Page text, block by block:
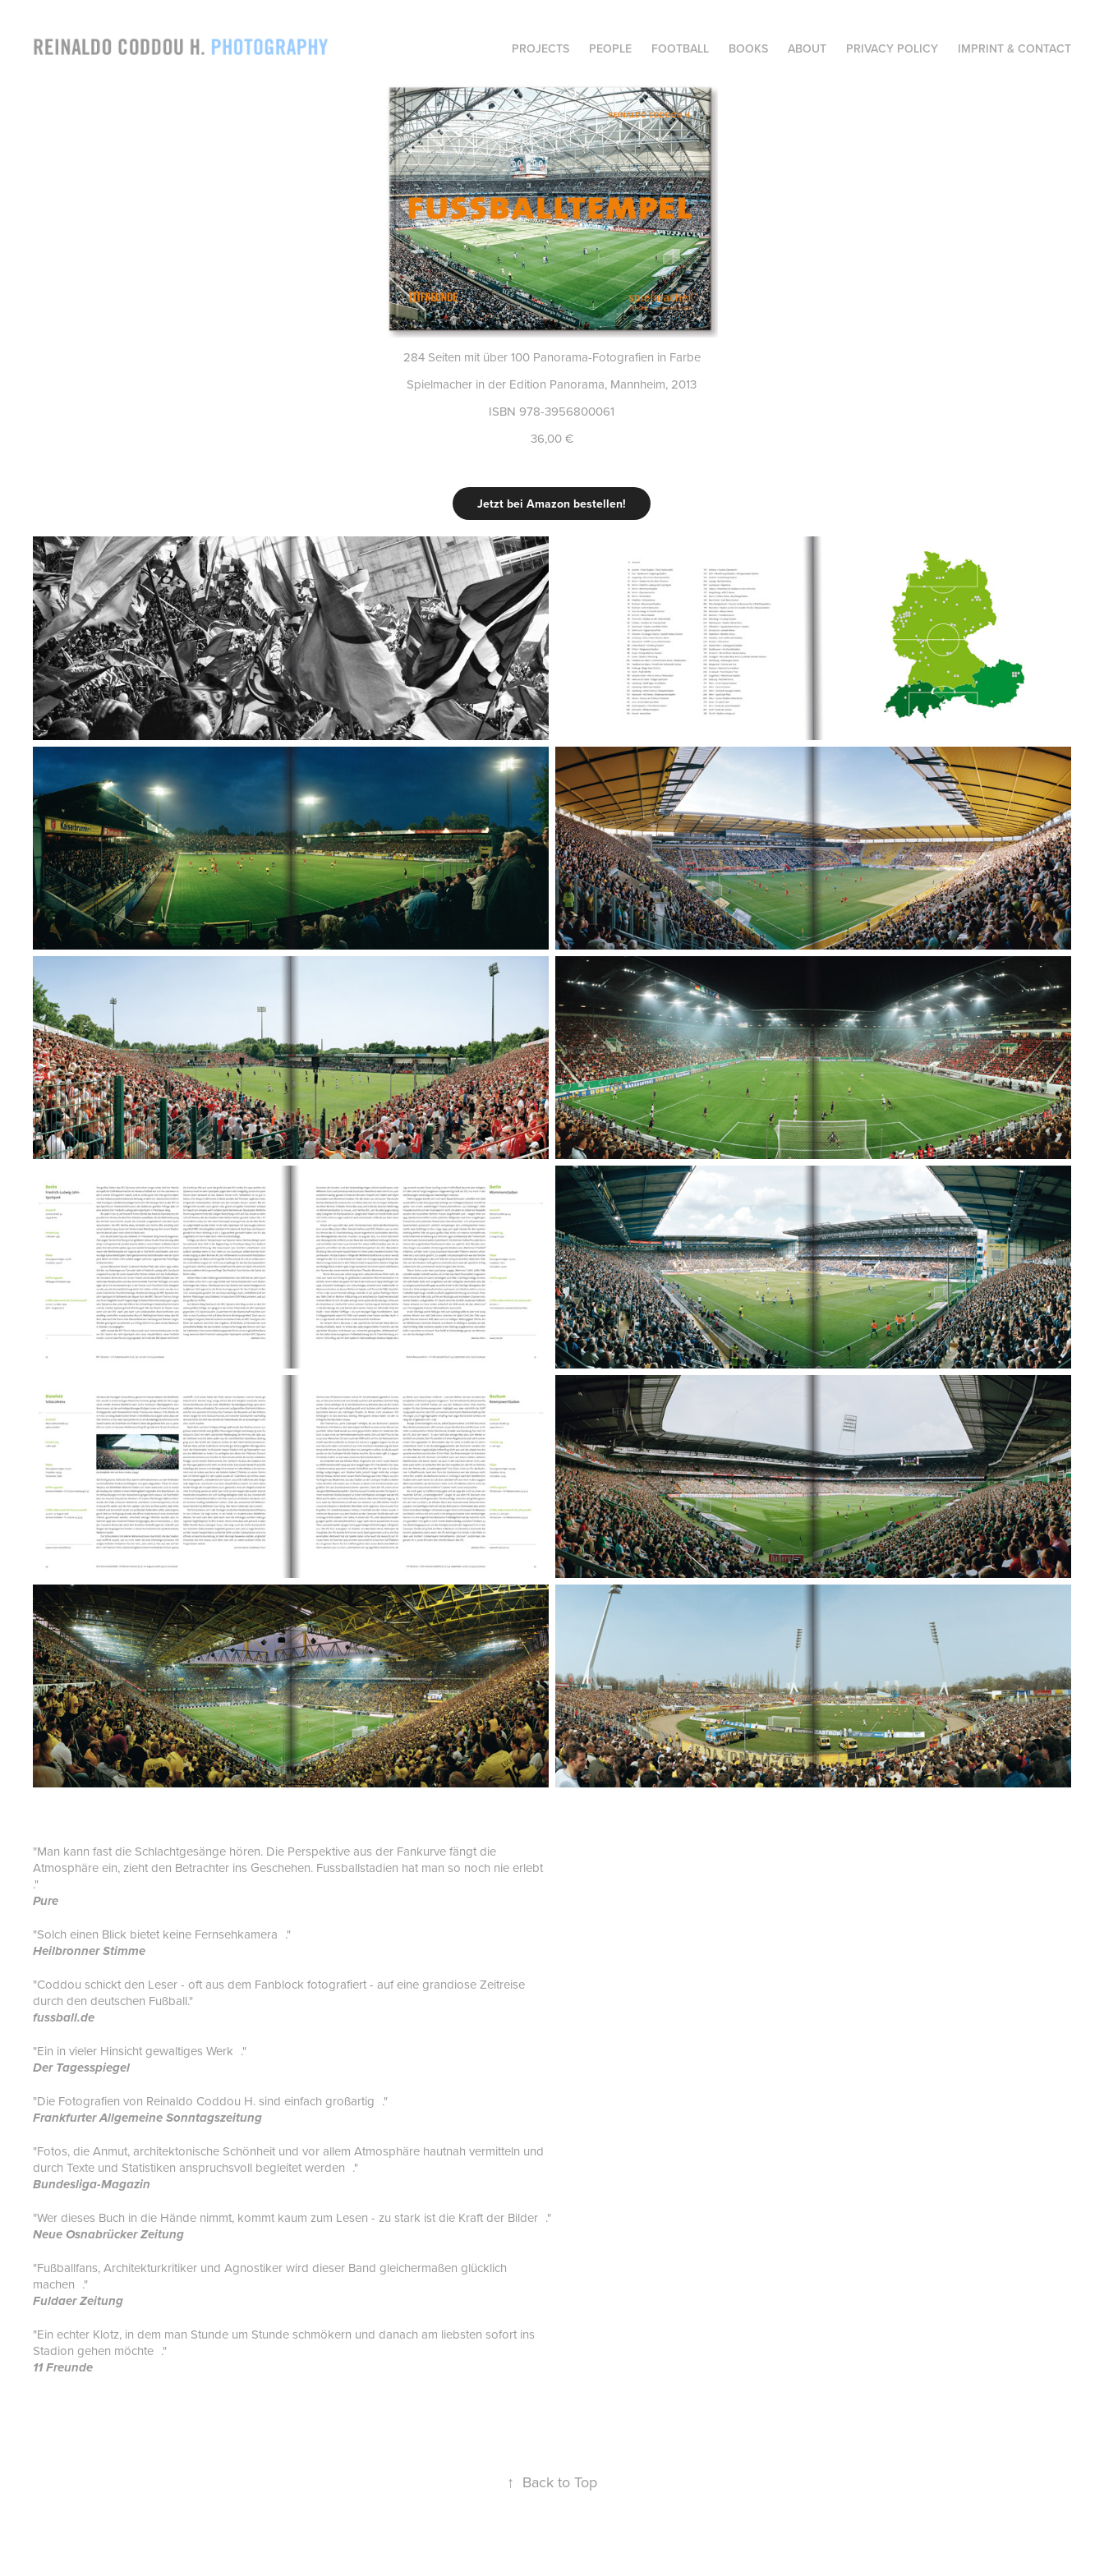
PROJECTS PEOPLE FOOTBALL BOOKS ABOUT PRIVACY POLICY IMPRINT & CONTACT
284 Seiten mit über 100 Panorama-Fotografien in Farbe
Spielmacher in der Edition Panorama, Mannheim, 2013
ISBN 978-3956800061
36,00 €
Jetzt bei Amazon bestellen!
"Man kann fast die Schlachtgesänge hören. Die Perspektive aus der Fankurve fängt die
Atmosphäre ein, zieht den Betrachter ins Geschehen. Fussballstadien hat man so noch nie erlebt
."
Pure
"Solch einen Blick bietet keine Fernsehkamera ."
Heilbronner Stimme
"Coddou schickt den Leser - oft aus dem Fanblock fotografiert - auf eine grandiose Zeitreise
durch den deutschen Fußball."
fussball.de
"Ein in vieler Hinsicht gewaltiges Werk ."
Der Tagesspiegel
"Die Fotografien von Reinaldo Coddou H. sind einfach großartig ."
Frankfurter Allgemeine Sonntagszeitung
"Fotos, die Anmut, architektonische Schönheit und vor allem Atmosphäre hautnah vermitteln und
durch Texte und Statistiken anspruchsvoll begleitet werden ."
Bundesliga-Magazin
"Wer dieses Buch in die Hände nimmt, kommt kaum zum Lesen - zu stark ist die Kraft der Bilder ."
Neue Osnabrücker Zeitung
"Fußballfans, Architekturkritiker und Agnostiker wird dieser Band gleichermaßen glücklich
machen ."
Fuldaer Zeitung
"Ein echter Klotz, in dem man Stunde um Stunde schmökern und danach am liebsten sofort ins
Stadion gehen möchte ."
11 Freunde
↑ Back to Top